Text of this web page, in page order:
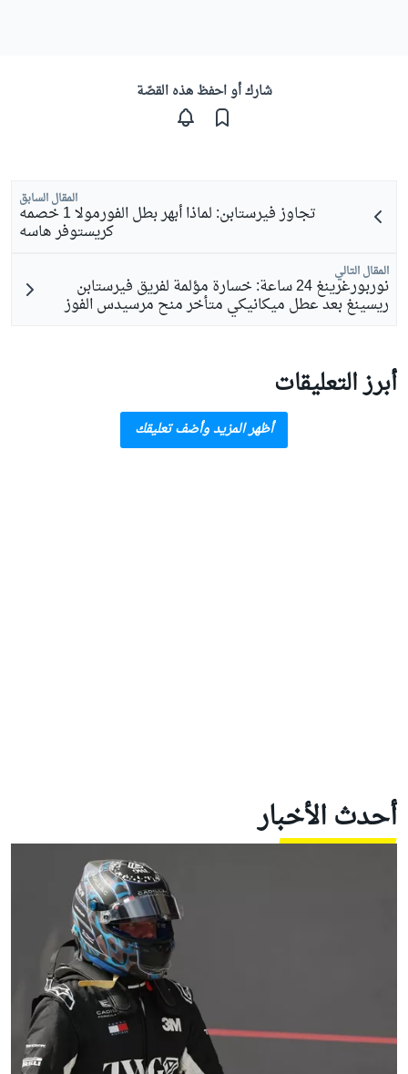
شارك أو احفظ هذه القصّة
المقال السابق
تجاوز فيرستابن: لماذا أبهر بطل الفورمولا 1 خصمه
كريستوفر هاسه
المقال التالي
نوربورغرينغ 24 ساعة: خسارة مؤلمة لفريق فيرستابن
ريسينغ بعد عطل ميكانيكي متأخر منح مرسيدس الفوز
أبرز التعليقات
أظهر المزيد وأضف تعليقك
أحدث الأخبار